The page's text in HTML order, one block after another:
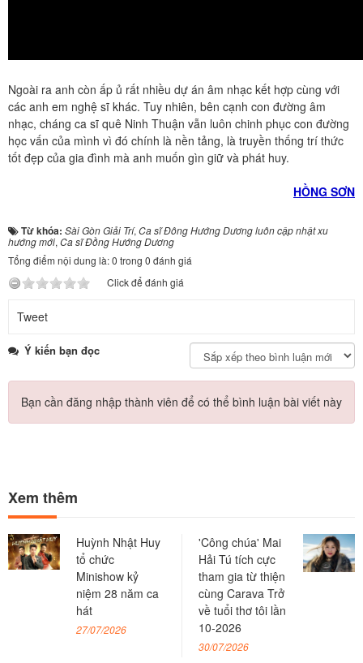
Ngoài ra anh còn ấp ủ rất nhiều dự án âm nhạc kết hợp cùng với
các anh em nghệ sĩ khác. Tuy nhiên, bên cạnh con đường âm
nhạc, cháng ca sĩ quê Ninh Thuận vẫn luôn chinh phục con đường
học vấn của mình vì đó chính là nền tảng, là truyền thống trí thức
tốt đẹp của gia đình mà anh muốn gìn giữ và phát huy.
HỒNG SƠN
Từ khóa: Sài Gòn Giải Trí, Ca sĩ Đông Hướng Dương luôn cập nhật xu
hướng mới, Ca sĩ Đồng Hướng Dương
Tổng điểm nội dung là: 0 trong 0 đánh giá
Click để đánh giá
Tweet
Ý kiến bạn đọc
Bạn cần đăng nhập thành viên để có thể bình luận bài viết này
Xem thêm
Huỳnh Nhật Huy
tổ chức
Minishow kỷ
niệm 28 năm ca
hát
27/07/2026
'Công chúa' Mai
Hải Tú tích cực
tham gia từ thiện
cùng Carava Trở
về tuổi thơ tôi lần
10-2026
30/07/2026